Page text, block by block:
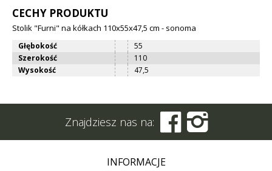
CECHY PRODUKTU
Stolik "Furni" na kółkach 110x55x47,5 cm - sonoma
Głębokość
55
Szerokość
110
Wysokość
47,5
Znajdziesz nas na:  
INFORMACJE